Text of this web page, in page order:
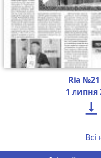
Ria №21
1 липня

Всі